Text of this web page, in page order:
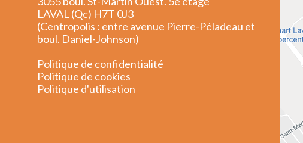
LAVAL (Qc) H7T 0J3
(Centropolis : entre avenue Pierre-Péladeau et
boul. Daniel-Johnson)
Politique de confidentialité
Politique de cookies
Politique d'utilisation